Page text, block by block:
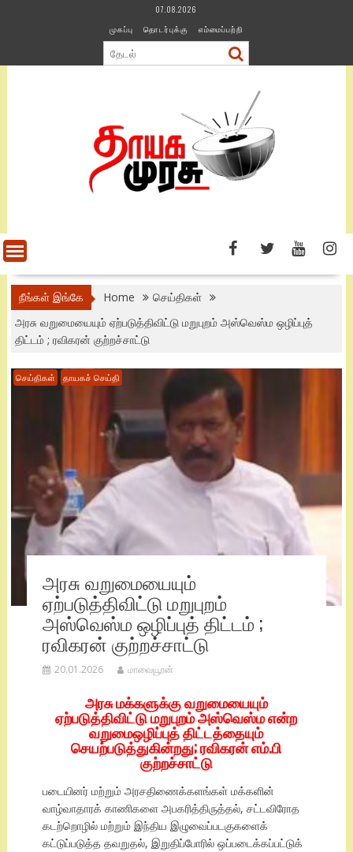
07.08.2026
முகப்பு
தொடர்புக்கு எம்மைப்பற்றி
நீங்கள் இங்கே Home
செய்திகள்
அரசு வறுமையையும் ஏற்படுத்திவிட்டு மறுபுறம் அஸ்வெஸ்ம ஒழிப்புத்
திட்டம் ; ரவிகரன் குற்றச்சாட்டு
செய்திகள் தாயகச் செய்தி
அரசு வறுமையையும்
ஏற்படுத்திவிட்டு மறுபுறம்
அஸ்வெஸ்ம ஒழிப்புத் திட்டம் ;
ரவிகரன் குற்றச்சாட்டு
20.01.2026 மாவையூரன்
அரசு மக்களுக்கு வறுமையையும்
ஏற்படுத்திவிட்டு மறுபுறம் அஸ்வெஸ்ம என்ற
வறுமைஒழிப்புத் திட்டத்தையும்
செயற்படுத்துகின்றது; ரவிகரன் எம்.பி
குற்றச்சாட்டு
படையினர் மற்றும் அரசதிணைக்களங்கள் மக்களின்
வாழ்வாதாரக் காணிகளை அபகரித்திருத்தல், சட்டவிரோத
கடற்றொழில் மற்றும் இந்திய இழுவைப்படகுகளைக்
கட்டுப்படுத்த தவறுதல், இறுதிப்போரில் ஒப்படைக்கப்பட்டுக்